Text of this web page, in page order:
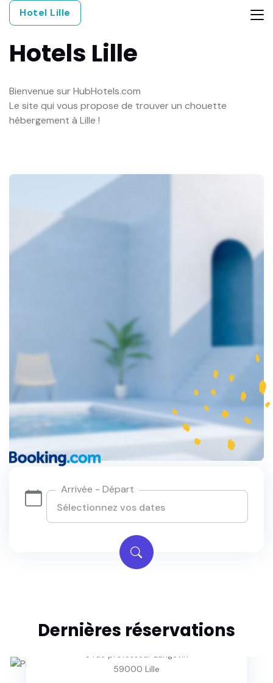
Hotel Lille
Hotels Lille
Bienvenue sur HubHotels.com
Le site qui vous propose de trouver un chouette
hébergement à Lille !
Arrivée - Départ
Dernières réservations
Eklo Hotels Lille
59000 Lille